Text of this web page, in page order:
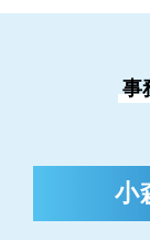
事
小